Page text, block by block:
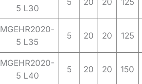
5 L30
5 20 20 125
MGEHR2020-
5 L35
5 20 20 125
MGEHR2020-
5 L40
5 20 20 150